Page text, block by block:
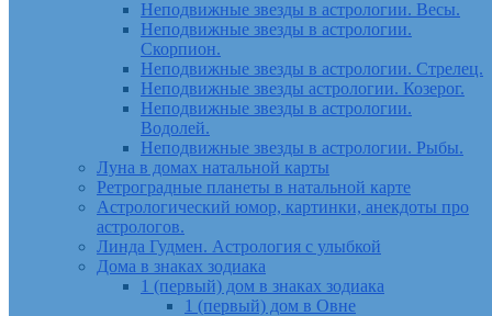
Неподвижные звезды в астрологии. Весы.
Неподвижные звезды в астрологии.
Скорпион.
Неподвижные звезды в астрологии. Стрелец.
Неподвижные звезды астрологии. Козерог.
Неподвижные звезды в астрологии.
Водолей.
Неподвижные звезды в астрологии. Рыбы.
Луна в домах натальной карты
Ретроградные планеты в натальной карте
Астрологический юмор, картинки, анекдоты про
астрологов.
Линда Гудмен. Астрология с улыбкой
Дома в знаках зодиака
1 (первый) дом в знаках зодиака
1 (первый) дом в Овне